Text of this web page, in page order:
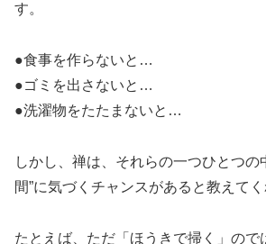
す。
●食事を作らないと…
●ゴミを出さないと…
●洗濯物をたたまないと…
しかし、禅は、それらの一つひとつの
間”に気づくチャンスがあると教えてく
たとえば、ただ「ほうきで掃く」ので